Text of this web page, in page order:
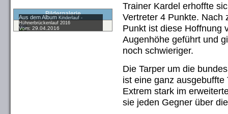
Bildergalerie
Aus dem AlbumKinderlauf -
Hühnerbrückenlauf 2016
Vom: 29.04.2016
Trainer Kardel erhoffte
Vertreter 4 Punkte. Nach
Punkt ist diese Hoffnung
Augenhöhe geführt und
noch schwieriger.
Die Tarper um die
ist eine ganz
Extrem stark im
sie jeden Gegner über